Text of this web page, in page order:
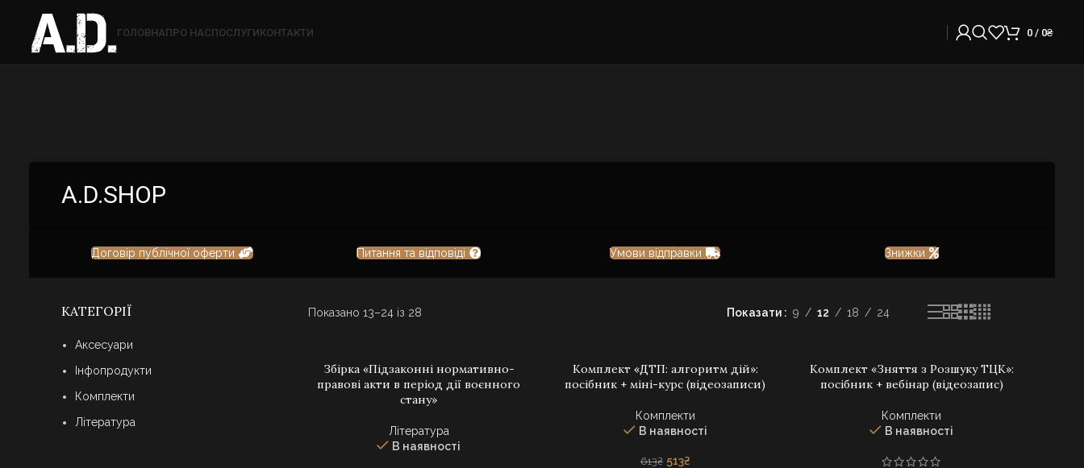
ГОЛОВНАПРО НАСПОСЛУГИКОНТАКТИ 0/ 0₴
A.D.SHOP
Договір публічної оферти Питання та відповіді Умови відправки Знижки
КАТЕГОРІЇ
Аксесуари
Інфопродукти
Комплекти
Література
Показано 13–24 із 28 Показати 9 12 18 24
ДОДАТИ В КОШИК
Збірка «Підзаконні нормативно-
правові акти в період дії воєнного
стану»
Література
В наявності
ДОДАТИ В КОШИК
Комплект «ДТП: алгоритм дій»:
посібник + міні-курс (відеозаписи)
Комплекти
В наявності
613₴ Оригінальна
513₴Поточна
ДОДАТИ В КОШИК
Комплект «Зняття з Розшуку ТЦК»:
посібник + вебінар (відеозапис)
Комплекти
В наявності